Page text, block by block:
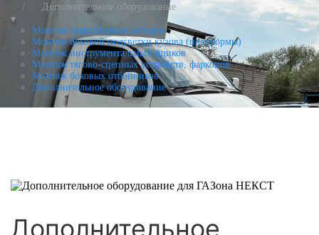
Дополнительное оборудование
▾
Монтаж эвакуаторных лебедок
Монтаж боковой подсветки кузова (платформы)
Монтаж инструментальных ящиков
Монтаж тягово-сцепных устройств, фаркопов
Монтаж боковых отбойников
Дополнительное оборудование